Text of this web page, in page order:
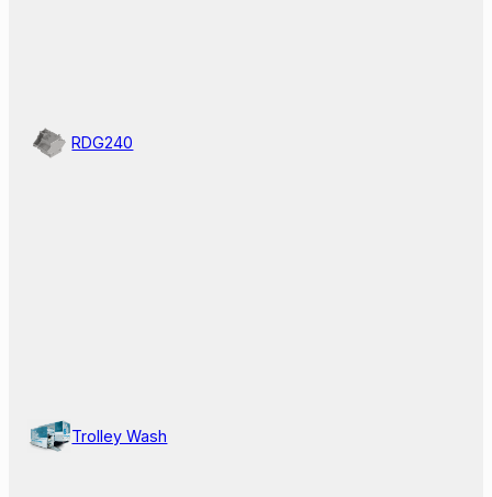
RDG240
Trolley Wash